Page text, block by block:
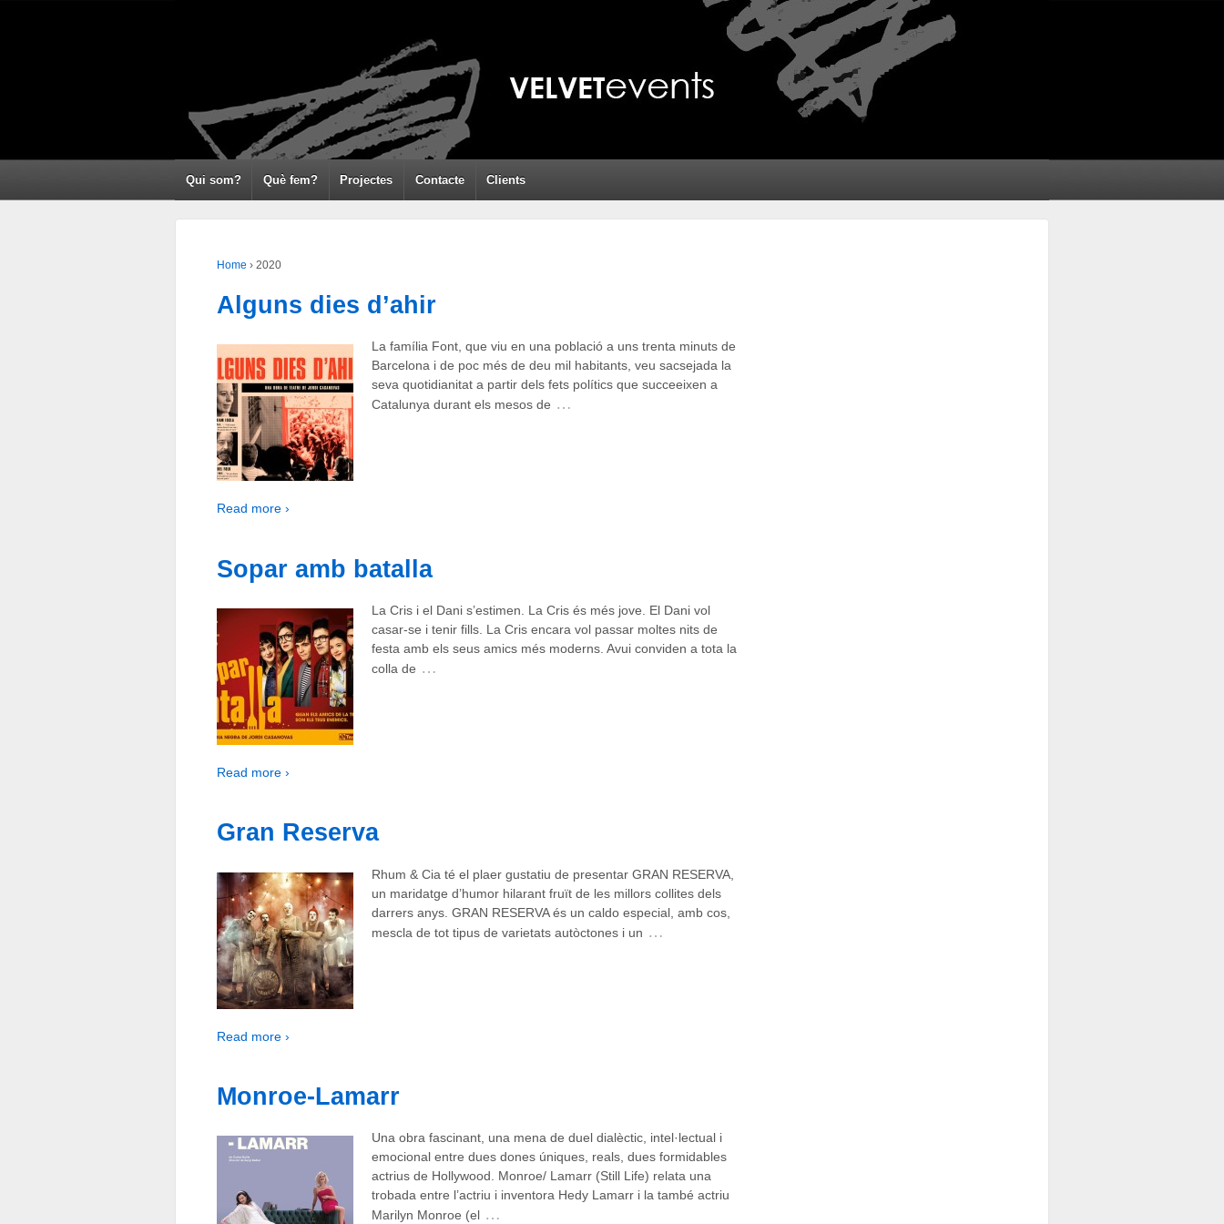
Qui som? Què fem? Projectes Contacte Clients
Home › 2020
Alguns dies d’ahir
La família Font, que viu en una població a uns trenta minuts de
Barcelona i de poc més de deu mil habitants, veu sacsejada la
seva quotidianitat a partir dels fets polítics que succeeixen a
Catalunya durant els mesos de …
Read more ›
Sopar amb batalla
La Cris i el Dani s’estimen. La Cris és més jove. El Dani vol
casar-se i tenir fills. La Cris encara vol passar moltes nits de
festa amb els seus amics més moderns. Avui conviden a tota la
colla de …
Read more ›
Gran Reserva
Rhum & Cia té el plaer gustatiu de presentar GRAN RESERVA,
un maridatge d’humor hilarant fruït de les millors collites dels
darrers anys. GRAN RESERVA és un caldo especial, amb cos,
mescla de tot tipus de varietats autòctones i un …
Read more ›
Monroe-Lamarr
Una obra fascinant, una mena de duel dialèctic, intel·lectual i
emocional entre dues dones úniques, reals, dues formidables
actrius de Hollywood. Monroe/ Lamarr (Still Life) relata una
trobada entre l’actriu i inventora Hedy Lamarr i la també actriu
Marilyn Monroe (el …